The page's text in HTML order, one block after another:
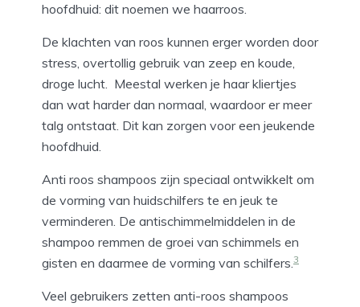
hoofdhuid: dit noemen we haarroos.
De klachten van roos kunnen erger worden door
stress, overtollig gebruik van zeep en koude,
droge lucht. Meestal werken je haar kliertjes
dan wat harder dan normaal, waardoor er meer
talg ontstaat. Dit kan zorgen voor een jeukende
hoofdhuid.
Anti roos shampoos zijn speciaal ontwikkelt om
de vorming van huidschilfers te en jeuk te
verminderen. De antischimmelmiddelen in de
shampoo remmen de groei van schimmels en
gisten en daarmee de vorming van schilfers.3
Veel gebruikers zetten anti-roos shampoos